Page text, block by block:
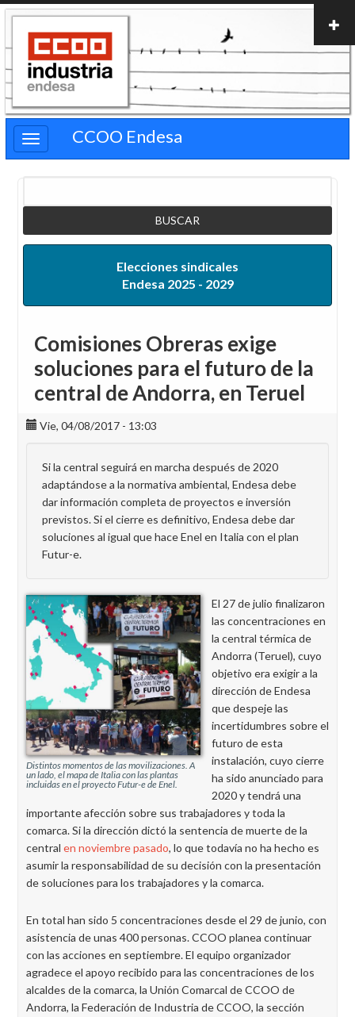
Pasar
contenido
principal
CCOO Endesa
Elecciones sindicales
Endesa 2025 - 2029
Comisiones Obreras exige
soluciones para el futuro de la
central de Andorra, en Teruel
Vie, 04/08/2017 - 13:03
Si la central seguirá en marcha después de 2020
adaptándose a la normativa ambiental, Endesa debe
dar información completa de proyectos e inversión
previstos. Si el cierre es definitivo, Endesa debe dar
soluciones al igual que hace Enel en Italia con el plan
Futur-e.
Distintos momentos de las movilizaciones. A
un lado, el mapa de Italia con las plantas
incluidas en el proyecto Futur-e de Enel.
El 27 de julio finalizaron
las concentraciones en
la central térmica de
Andorra (Teruel), cuyo
objetivo era exigir a la
dirección de Endesa
que despeje las
incertidumbres sobre el
futuro de esta
instalación, cuyo cierre
ha sido anunciado para
2020 y tendrá una
importante afección sobre sus trabajadores y toda la
comarca. Si la dirección dictó la sentencia de muerte de la
central en noviembre pasado, lo que todavía no ha hecho es
asumir la responsabilidad de su decisión con la presentación
de soluciones para los trabajadores y la comarca.
En total han sido 5 concentraciones desde el 29 de junio, con
asistencia de unas 400 personas. CCOO planea continuar
con las acciones en septiembre. El equipo organizador
agradece el apoyo recibido para las concentraciones de los
alcaldes de la comarca, la Unión Comarcal de CCOO de
Andorra, la Federación de Industria de CCOO, la sección